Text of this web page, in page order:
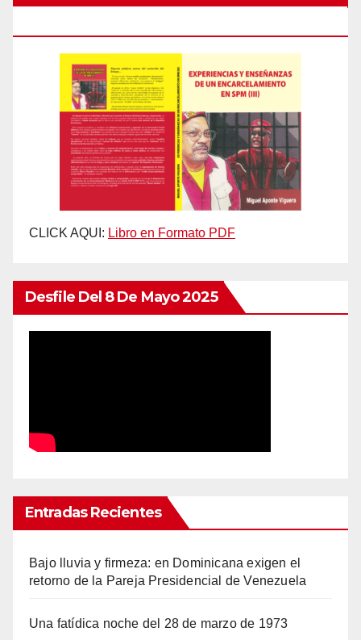
CLICK AQUI: Libro en Formato PDF
Desfile Del 8 De Mayo 2025
Entradas Recientes
Bajo lluvia y firmeza: en Dominicana exigen el
retorno de la Pareja Presidencial de Venezuela
Una fatídica noche del 28 de marzo de 1973